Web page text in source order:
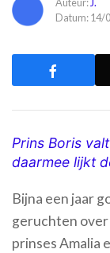
Auteur:J.
Datum: 14/
Prins Boris
daarmee lijkt
Bijna een jaar
geruchten over
prinses Amalia